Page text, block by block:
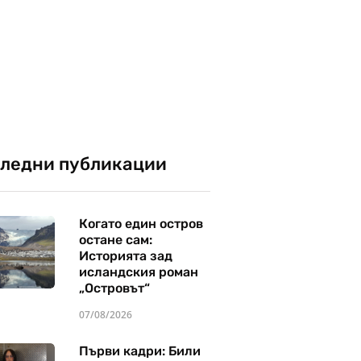
публикации
Когато един остров
остане сам:
Историята зад
исландския роман
„Островът“
07/08/2026
Първи кадри: Били